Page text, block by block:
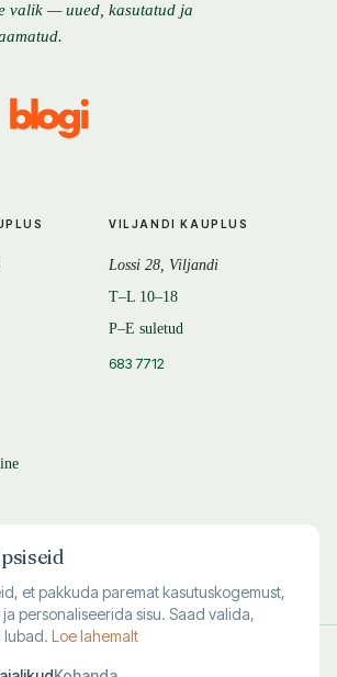
valik — uued, kasutatud ja
VILJANDI KAUPLUS
Lossi 28, Viljandi
T–L 10–18
P–E suletud
683 7712
et pakkuda paremat kasutuskogemust,
personaliseerida sisu. Saad valida,
lubad. Loe lahemalt